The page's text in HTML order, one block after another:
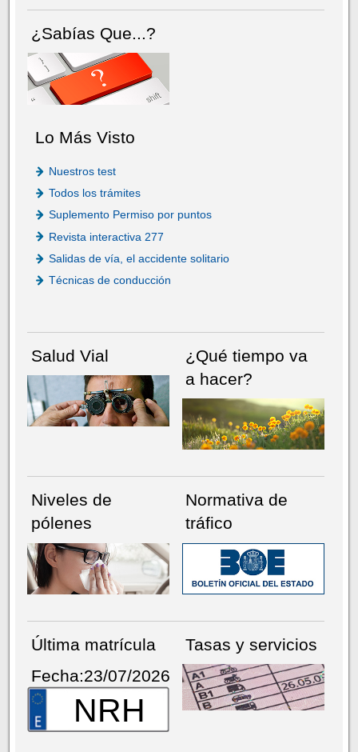
¿Sabías Que...?
Lo Más Visto
Nuestros test
Todos los trámites
Suplemento Permiso por puntos
Revista interactiva 277
Salidas de vía, el accidente solitario
Técnicas de conducción
Salud Vial
¿Qué tiempo va
a hacer?
Niveles de
pólenes
Normativa de
tráfico
Última matrícula
Fecha:23/07/2026
NRH
Tasas y servicios